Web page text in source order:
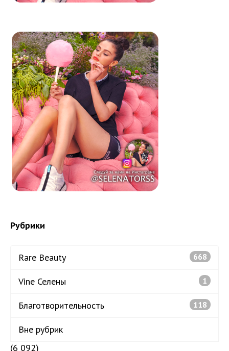
Рубрики
Rare Beauty 668
Vine Селены 1
Благотворительность 118
Вне рубрик
(6 092)